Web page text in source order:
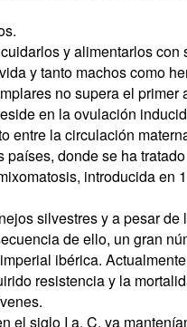
y alimentarlos con
y tanto machos como
no supera el primer
en la ovulación
entre la circulación
donde se ha
introducida
silvestres y a pesar
de ello, un gran
ibérica.
resistencia y la
el siglo I a. C. ya